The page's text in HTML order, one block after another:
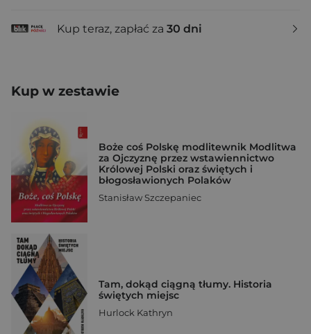
Kup teraz, zapłać za 30 dni
Kup w zestawie
Boże coś Polskę modlitewnik Modlitwa
za Ojczyznę przez wstawiennictwo
Królowej Polski oraz świętych i
błogosławionych Polaków
Stanisław Szczepaniec
Tam, dokąd ciągną tłumy. Historia
świętych miejsc
Hurlock Kathryn